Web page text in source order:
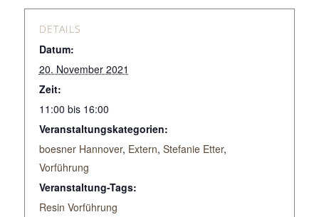
DETAILS
Datum:
20. November 2021
Zeit:
11:00 bis 16:00
Veranstaltungskategorien:
boesner Hannover, Extern, Stefanie Etter,
Vorführung
Veranstaltung-Tags:
Resin Vorführung